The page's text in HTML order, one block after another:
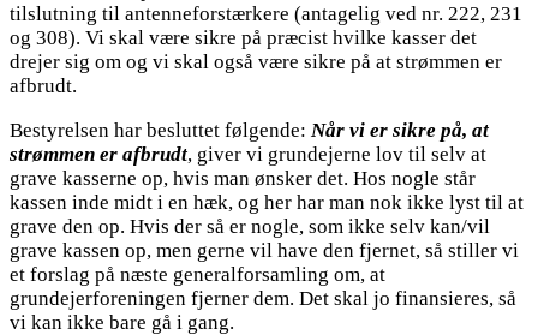
tilslutning til antenneforstærkere (antagelig ved nr. 222, 231
og 308). Vi skal være sikre på præcist hvilke kasser det
drejer sig om og vi skal også være sikre på at strømmen er
afbrudt.
Bestyrelsen har besluttet følgende: Når vi er sikre på, at
strømmen er afbrudt, giver vi grundejerne lov til selv at
grave kasserne op, hvis man ønsker det. Hos nogle står
kassen inde midt i en hæk, og her har man nok ikke lyst til at
grave den op. Hvis der så er nogle, som ikke selv kan/vil
grave kassen op, men gerne vil have den fjernet, så stiller vi
et forslag på næste generalforsamling om, at
grundejerforeningen fjerner dem. Det skal jo finansieres, så
vi kan ikke bare gå i gang.